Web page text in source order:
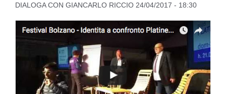
DIALOGA CON GIANCARLO RICCIO 24/04/2017 - 18:30